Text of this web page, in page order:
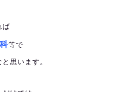
ば
等で
思います。